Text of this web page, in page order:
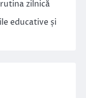
zilnică
educative și